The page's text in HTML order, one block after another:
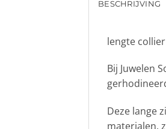
BESCHRIJVING
lengte
Bij Juwelen
Deze lange
materialen,